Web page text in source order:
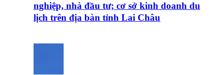
nghiệp, nhà đầu tư; cơ sở kinh doanh du
lịch trên địa bàn tỉnh Lai Châu